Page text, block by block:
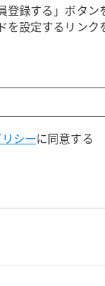
登録する」ボタ
を設定するリン
シーに同意する